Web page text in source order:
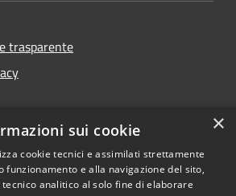
trasparente
×
sui cookie
cookie tecnici e assimilati strettamente
funzionamento e alla navigazione del sito,
tecnico analitico al solo fine di elaborare